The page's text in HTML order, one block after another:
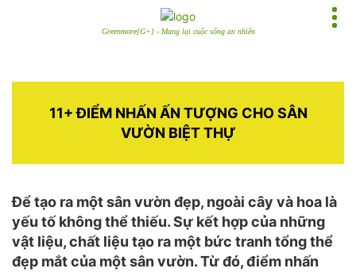
Greenmore[G+] - Mang lại cuộc sống an nhiên
11+ ĐIỂM NHẤN ẤN TƯỢNG CHO SÂN
VƯỜN BIỆT THỰ
Để tạo ra một sân vườn đẹp, ngoài cây và hoa là
yếu tố không thể thiếu. Sự kết hợp của những
vật liệu, chất liệu tạo ra một bức tranh tổng thể
đẹp mắt của một sân vườn. Từ đó, điểm nhấn